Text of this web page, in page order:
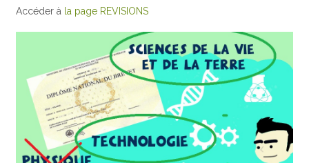
Accéder à la page REVISIONS